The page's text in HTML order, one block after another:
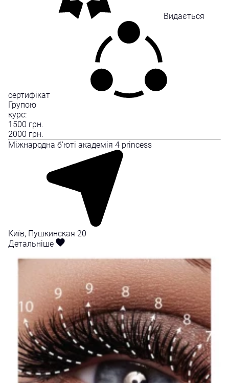
Видається
сертифікат
Групою
курс:
1500 грн.
2000 грн.
Міжнародна б'юті академія 4 princess
Київ, Пушкинская 20
Детальніше